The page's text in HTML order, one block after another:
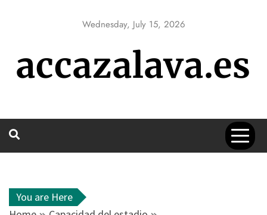
Wednesday, July 15, 2026
accazalava.es
You are Here